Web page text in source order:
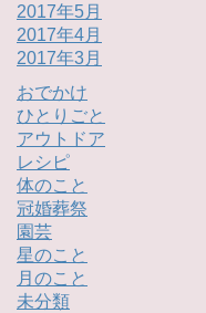
2017年5月
2017年4月
2017年3月
おでかけ
ひとりごと
アウトドア
レシピ
体のこと
冠婚葬祭
園芸
星のこと
月のこと
未分類